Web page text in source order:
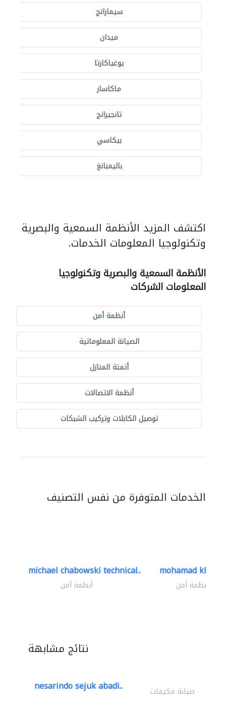
سيمارانج
ميدان
يوغياكارتا
ماكاسار
تانجيرانج
بيكاسي
باليمبانغ
اكتشف المزيد الأنظمة السمعية والبصرية
وتكنولوجيا المعلومات الخدمات.
الأنظمة السمعية والبصرية وتكنولوجيا
المعلومات الشركات
أنظمة أمن
الصيانة المعلوماتية
أتمتة المنازل
أنظمة الاتصالات
توصيل الكابلات وتركيب الشبكات
الخدمات المتوفرة من نفس التصنيف
michael chabowski technical..
أنظمة أمن
mohamad khayat
أنظمة أمن
نتائج مشابهة
nesarindo sejuk abadi.. صيانة مكيفات